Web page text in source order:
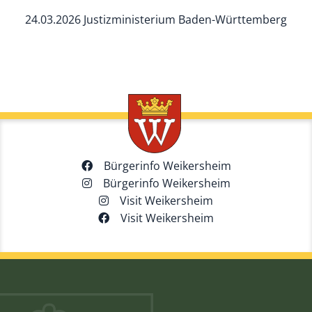
24.03.2026 Justizministerium Baden-Württemberg
Bürgerinfo Weikersheim
Bürgerinfo Weikersheim
Visit Weikersheim
Visit Weikersheim